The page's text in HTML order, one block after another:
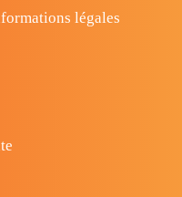
légales